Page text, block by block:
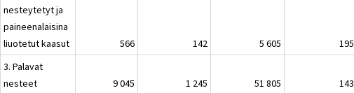
nesteytetyt ja
paineenalaisina
liuotetut kaasut
566 142 5 605
195
3. Palavat
nesteet
9 045 1 245 51 805
143